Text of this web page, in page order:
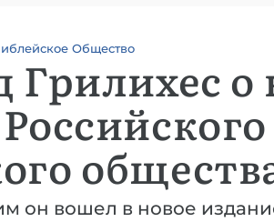
Общество
о
он вошел в новое